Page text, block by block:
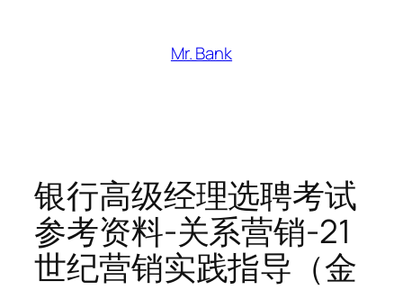
Mr. Bank
银行高级经理选聘考试
参考资料-关系营销-21
世纪营销实践指导（金